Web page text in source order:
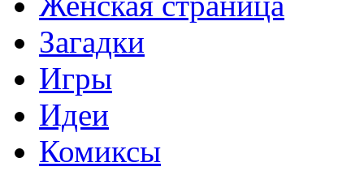
Загадки
Игры
Идеи
Комиксы